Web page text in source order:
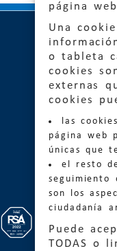
página
Una
o tableta
cookies
externas
cookies
las
página web
únicas que
el resto
seguimiento
son los
ciudadanía
Puede
TODAS o